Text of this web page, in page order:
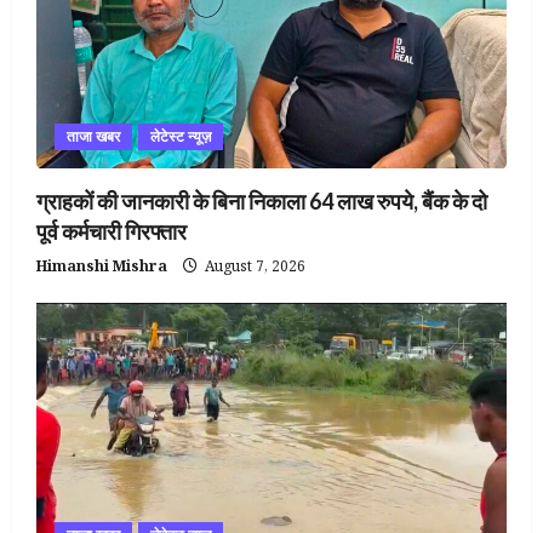
ताजा खबर लेटेस्ट न्यूज़
ग्राहकों की जानकारी के बिना निकाला 64 लाख रुपये, बैंक के दो
पूर्व कर्मचारी गिरफ्तार
Himanshi Mishra August 7, 2026